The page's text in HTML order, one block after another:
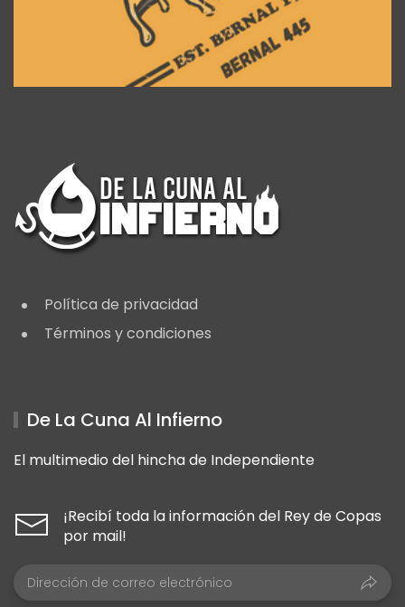
Política de privacidad
Términos y condiciones
De La Cuna Al Infierno
El multimedio del hincha de Independiente
¡Recibí toda la información del Rey de Copas
por mail!